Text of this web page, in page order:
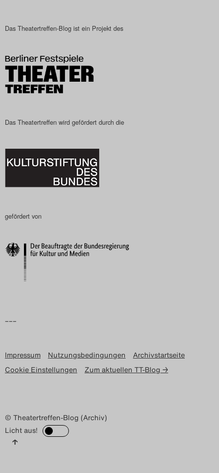
Das Theatertreffen-Blog ist ein Projekt des
Das Theatertreffen wird gefördert durch die
gefördert von
–––
Impressum Nutzungsbedingungen
Archivstartseite
Cookie Einstellungen
Zum aktuellen TT-Blog →
© Theatertreffen-Blog (Archiv)
Licht aus!
↑